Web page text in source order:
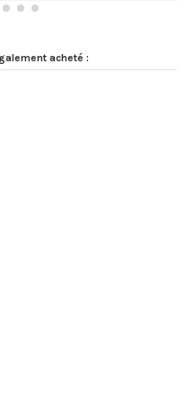
acheté :